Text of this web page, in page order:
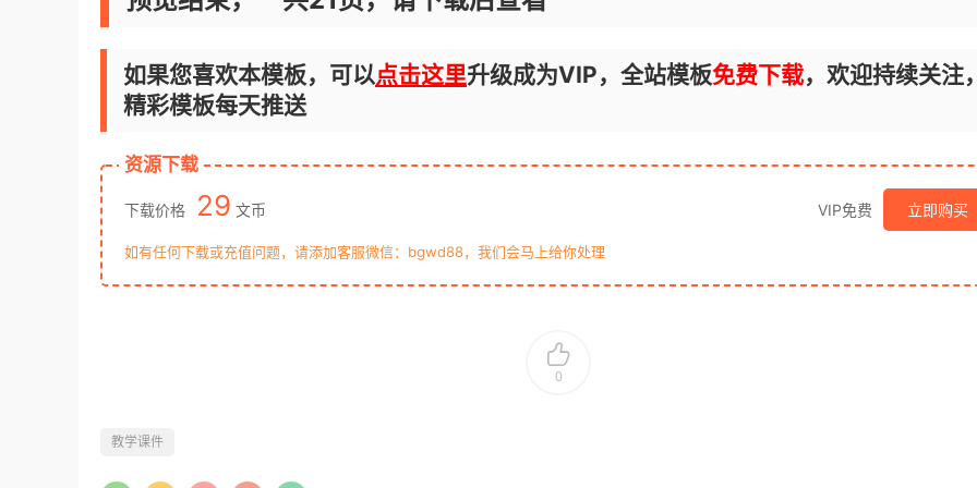
如果您喜欢本模板，可以点击这里升级成为VIP，全站模板免费下载，欢迎持续关注
精彩模板每天推送
资源下载
下载价格 29 文币 VIP免费 立即购买
如有任何下载或充值问题，请添加客服微信：bgwd88，我们会马上给你处理
0
教学课件